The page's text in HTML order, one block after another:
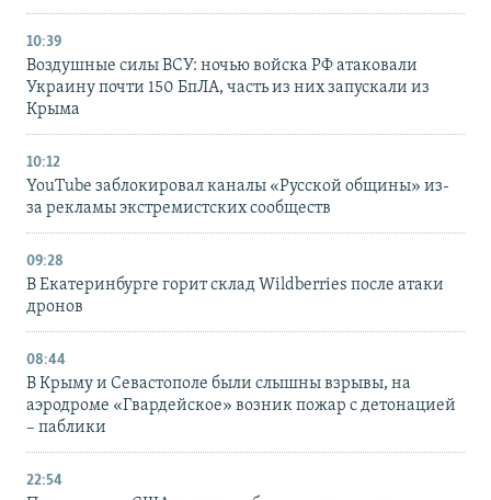
10:39
Воздушные силы ВСУ: ночью войска РФ атаковали
Украину почти 150 БпЛА, часть из них запускали из
Крыма
10:12
YouTube заблокировал каналы «Русской общины» из-
за рекламы экстремистских сообществ
09:28
В Екатеринбурге горит склад Wildberries после атаки
дронов
08:44
В Крыму и Севастополе были слышны взрывы, на
аэродроме «Гвардейское» возник пожар с детонацией
– паблики
22:54